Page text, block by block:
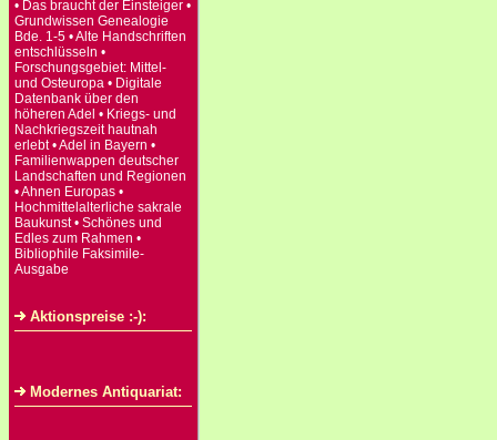
• Das braucht der Einsteiger •
Grundwissen Genealogie
Bde. 1-5 • Alte Handschriften
entschlüsseln •
Forschungsgebiet: Mittel-
und Osteuropa • Digitale
Datenbank über den
höheren Adel • Kriegs- und
Nachkriegszeit hautnah
erlebt • Adel in Bayern •
Familienwappen deutscher
Landschaften und Regionen
• Ahnen Europas •
Hochmittelalterliche sakrale
Baukunst • Schönes und
Edles zum Rahmen •
Bibliophile Faksimile-
Ausgabe
Aktionspreise :-):
Modernes Antiquariat: